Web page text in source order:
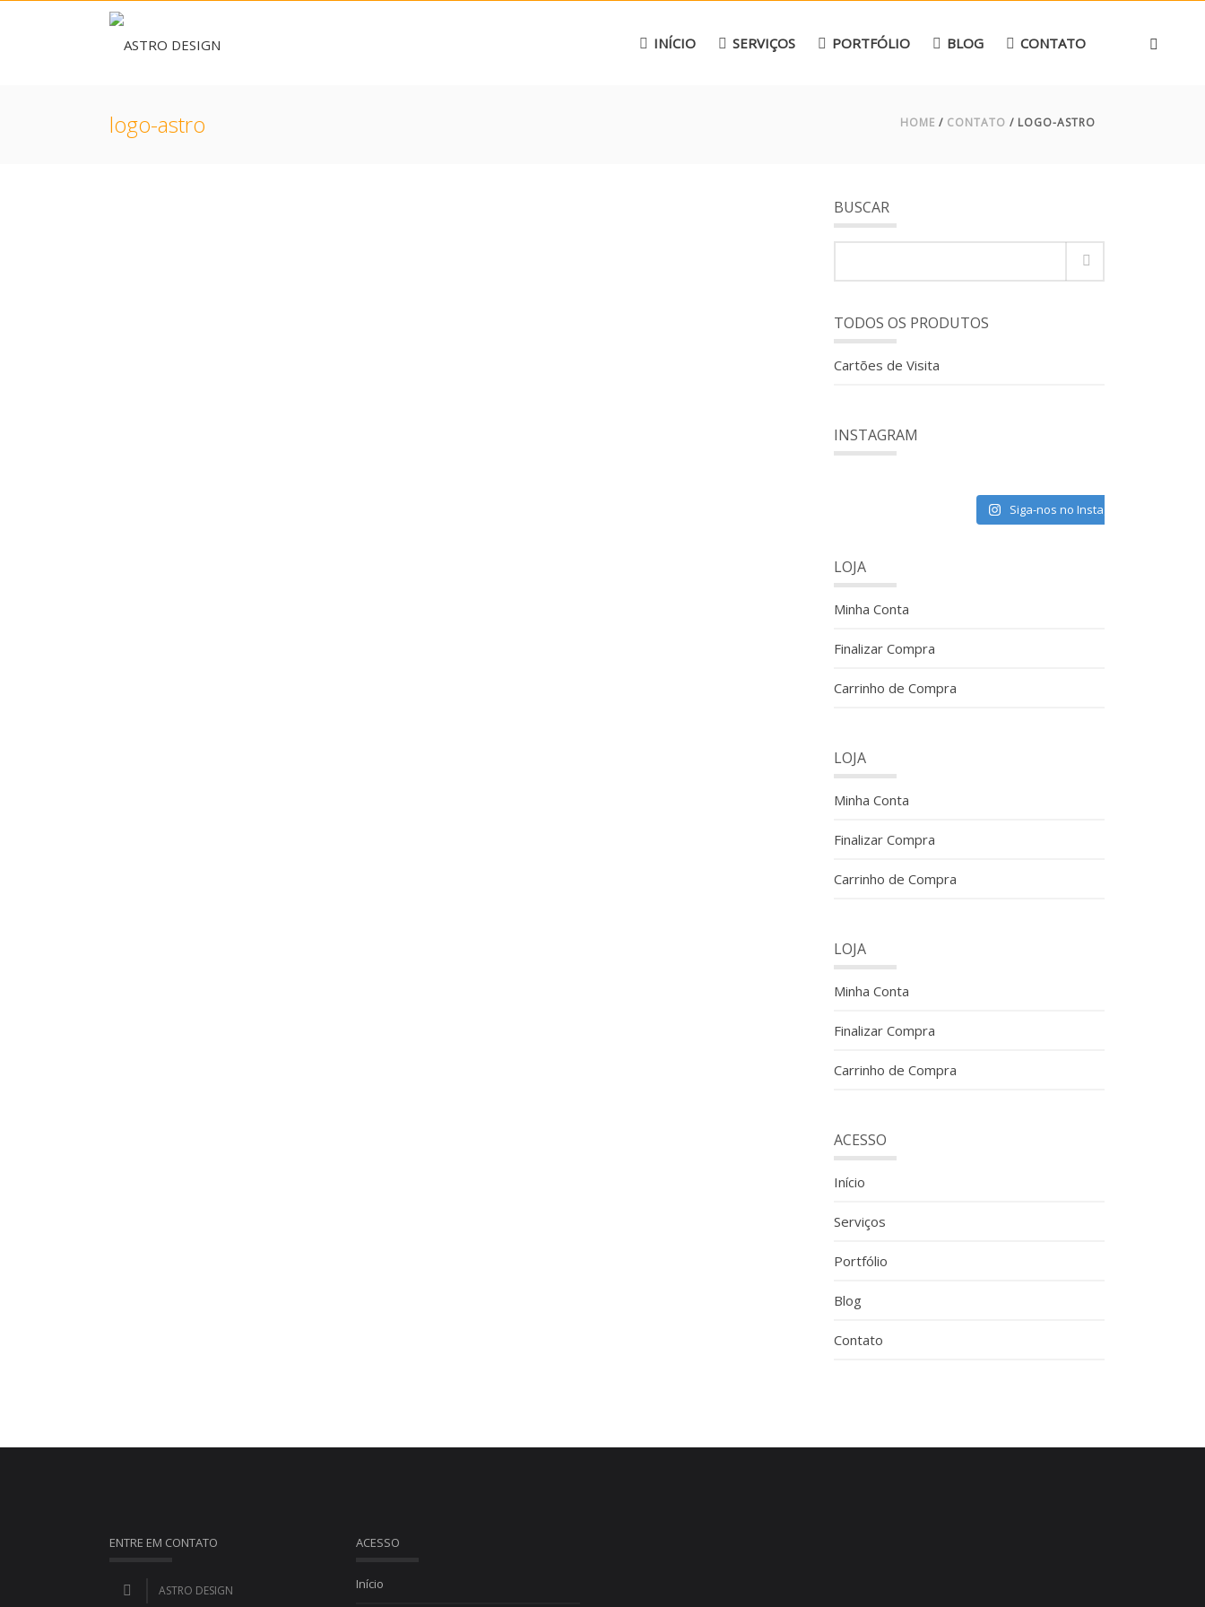
INÍCIO SERVIÇOS PORTFÓLIO BLOG CONTATO
logo-astro HOME / CONTATO / LOGO-ASTRO
BUSCAR
TODOS OS PRODUTOS
Cartões de Visita
INSTAGRAM
Siga-nos no Instagram
LOJA
Minha Conta
Finalizar Compra
Carrinho de Compra
LOJA
Minha Conta
Finalizar Compra
Carrinho de Compra
LOJA
Minha Conta
Finalizar Compra
Carrinho de Compra
ACESSO
Início
Serviços
Portfólio
Blog
Contato
ENTRE EM CONTATO
ASTRO DESIGN
ACESSO
Início